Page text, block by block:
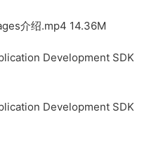
介绍.mp4 14.36M
Development SDK
Development SDK